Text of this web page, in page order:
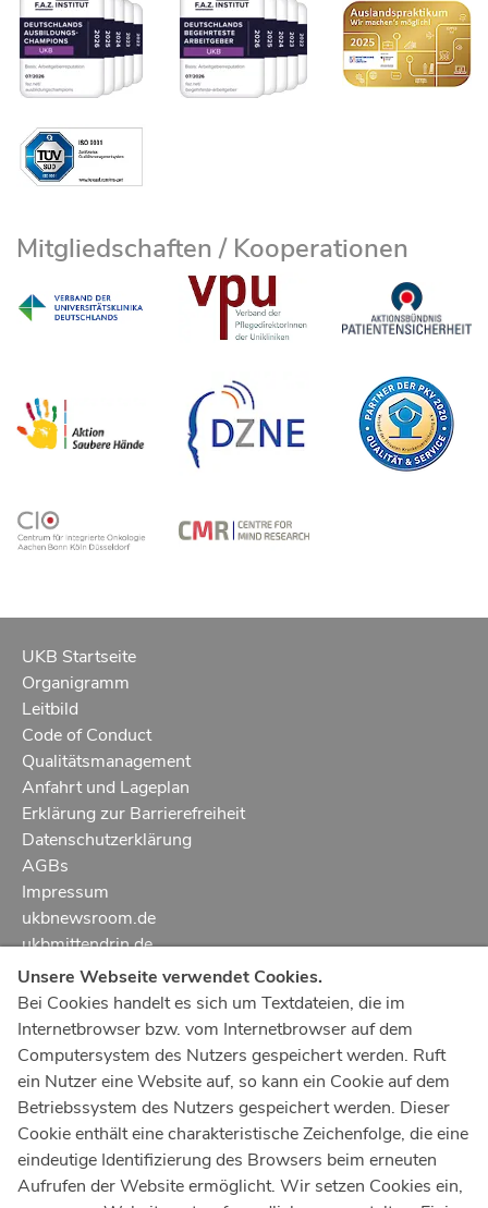
Mitgliedschaften / Kooperationen
UKB Startseite
Organigramm
Leitbild
Code of Conduct
Qualitätsmanagement
Anfahrt und Lageplan
Erklärung zur Barrierefreiheit
Datenschutzerklärung
AGBs
Impressum
ukbnewsroom.de
ukbmittendrin.de
Notruf112
Ärztlicher Notdienst116 117
Giftnotrufzentrale
Tel: +49 22819240
Notfallzentrum Bonn
Kindernotfallzentrum Bonn
Unsere Webseite verwendet Cookies.
Bei Cookies handelt es sich um Textdateien, die im
Internetbrowser bzw. vom Internetbrowser auf dem
Computersystem des Nutzers gespeichert werden. Ruft
ein Nutzer eine Website auf, so kann ein Cookie auf dem
Betriebssystem des Nutzers gespeichert werden. Dieser
Cookie enthält eine charakteristische Zeichenfolge, die eine
eindeutige Identifizierung des Browsers beim erneuten
Aufrufen der Website ermöglicht. Wir setzen Cookies ein,